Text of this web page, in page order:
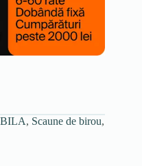
, Scaune de birou,